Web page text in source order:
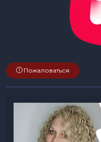
Пожаловаться